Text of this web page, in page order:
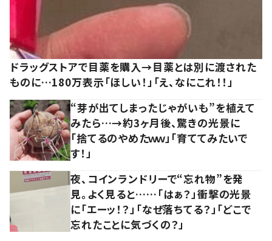
ドラッグストアで目薬を購入→目薬とは別に渡された
ものに…180万表示「ほしい！」「え、なにこれ！！」
“芽が出てしまったじゃがいも”を植えて
みたら…→約3ヶ月後、驚きの光景に
「捨てるのやめたｗｗ」「育ててみたいで
す！」
夜、コインランドリーで“忘れ物”を発
見。よく見ると……「はぁ？」衝撃の光景
に「エーッ！？」「なぜ落ちてる？」「どこで
忘れたことに気づくの？」